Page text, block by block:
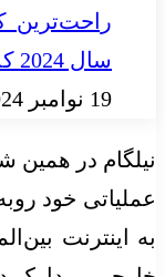
راحت‌ترین
سال 2024 کدامند؟
19 نوامبر 2024
نیلگام در
عملیاتی خود
به اینترنت